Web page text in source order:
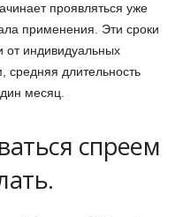
проявляться уже
применения. Эти сроки
от индивидуальных
средняя длительность
месяц.
спреем